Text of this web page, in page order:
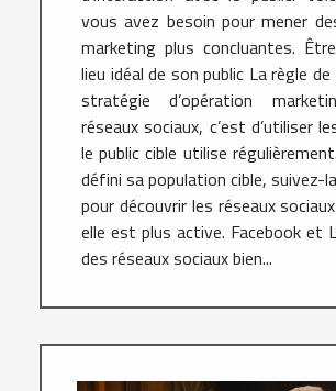
vous avez besoin pour mener
marketing plus concluantes.
lieu idéal de son public La règle
stratégie d’opération
réseaux sociaux, c’est d’utiliser
le public cible utilise
défini sa population cible, suivez-
pour découvrir les réseaux
elle est plus active. Facebook et
des réseaux sociaux bien...